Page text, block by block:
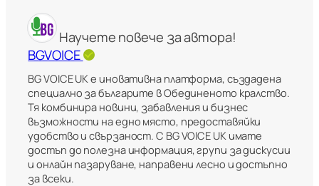
Научете повече за автора!
BGVOICE
BG VOICE UK е иновативна платформа, създадена
специално за българите в Обединеното кралство.
Тя комбинира новини, забавления и бизнес
възможности на едно място, предоставяйки
удобство и свързаност. С BG VOICE UK имате
достъп до полезна информация, групи за дискусии
и онлайн пазаруване, направени лесно и достъпно
за всеки.